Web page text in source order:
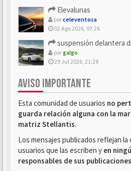
Elevalunas
porceleventosa
02 Ago 2026, 07:26
suspensión delantera
porgalgo
29 Jul 2026, 21:28
AVISO IMPORTANTE
Esta comunidad de usuarios no
guarda relación alguna con la
matriz Stellantis.
Los mensajes publicados reflejan
usuarios que las escriben y en
responsables de sus publicaciones